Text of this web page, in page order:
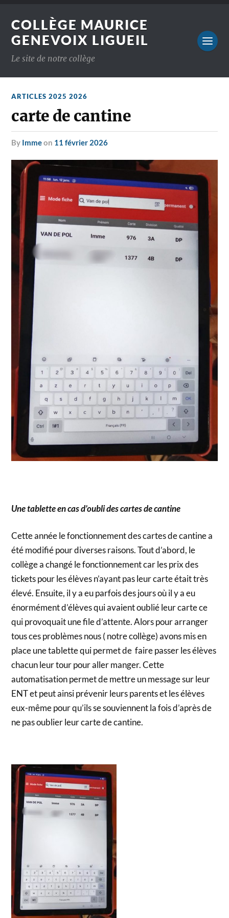
COLLÈGE MAURICE
GENEVOIX LIGUEIL
Le site de notre collège
ARTICLES 2025 2026
carte de cantine
by Immeon 11 février 2026
Une tablette en cas d’oubli des cartes de cantine
Cette année le fonctionnement des cartes de cantine a
été modifié pour diverses raisons. Tout d’abord, le
collège a changé le fonctionnement car les prix des
tickets pour les élèves n’ayant pas leur carte était très
élevé. Ensuite, il y a eu parfois des jours où il y a eu
énormément d’élèves qui avaient oublié leur carte ce
qui provoquait une file d’attente. Alors pour arranger
tous ces problèmes nous ( notre collège) avons mis en
place une tablette qui permet de faire passer les élèves
chacun leur tour pour aller manger. Cette
automatisation permet de mettre un message sur leur
ENT et peut ainsi prévenir leurs parents et les élèves
eux-même pour qu’ils se souviennent la fois d’après de
ne pas oublier leur carte de cantine.